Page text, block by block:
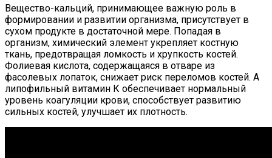
Вещество-кальций, принимающее важную роль в
формировании и развитии организма, присутствует в
сухом продукте в достаточной мере. Попадая в
организм, химический элемент укрепляет костную
ткань, предотвращая ломкость и хрупкость костей.
Фолиевая кислота, содержащаяся в отваре из
фасолевых лопаток, снижает риск переломов костей. А
липофильный витамин К обеспечивает нормальный
уровень коагуляции крови, способствует развитию
сильных костей, улучшает их плотность.